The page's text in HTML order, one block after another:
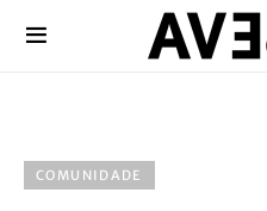
COMUNIDADE